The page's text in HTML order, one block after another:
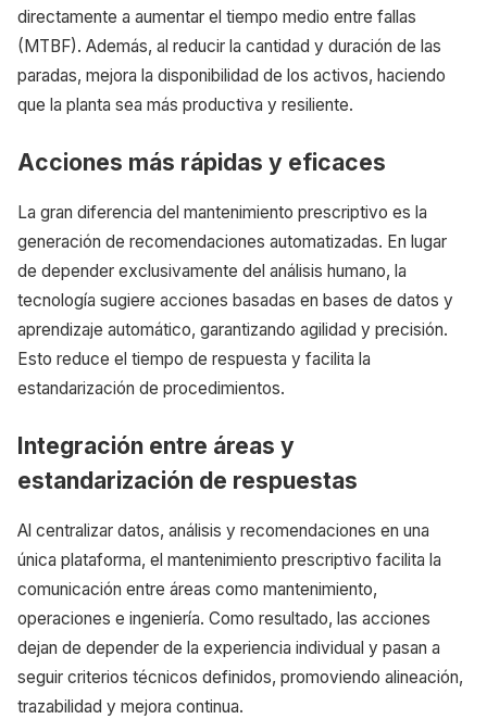
directamente a aumentar el tiempo medio entre fallas
(MTBF). Además, al reducir la cantidad y duración de las
paradas, mejora la disponibilidad de los activos, haciendo
que la planta sea más productiva y resiliente.
Acciones más rápidas y eficaces
La gran diferencia del mantenimiento prescriptivo es la
generación de recomendaciones automatizadas. En lugar
de depender exclusivamente del análisis humano, la
tecnología sugiere acciones basadas en bases de datos y
aprendizaje automático, garantizando agilidad y precisión.
Esto reduce el tiempo de respuesta y facilita la
estandarización de procedimientos.
Integración entre áreas y
estandarización de respuestas
Al centralizar datos, análisis y recomendaciones en una
única plataforma, el mantenimiento prescriptivo facilita la
comunicación entre áreas como mantenimiento,
operaciones e ingeniería. Como resultado, las acciones
dejan de depender de la experiencia individual y pasan a
seguir criterios técnicos definidos, promoviendo alineación,
trazabilidad y mejora continua.